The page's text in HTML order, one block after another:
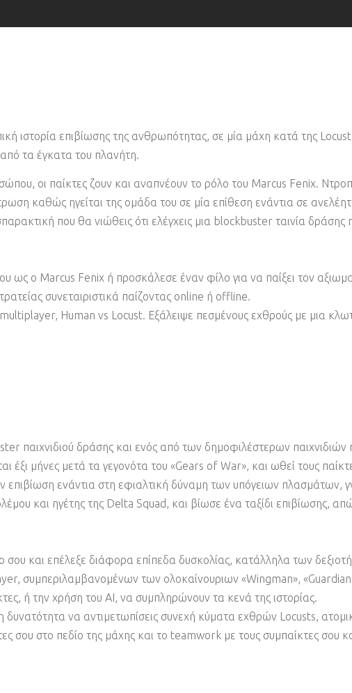
ιστορία επιβίωσης της ανθρωπότητας, σε μία μάχη κατά της
τα έγκατα του πλανήτη.
οι παίκτες ζουν και αναπνέουν το ρόλο του Marcus Fenix.
καθώς ηγείται της ομάδα του σε μία επίθεση ενάντια σε
που θα νιώθεις ότι ελέγχεις μια blockbuster ταινία δράσης
ως ο Marcus Fenix ή προσκάλεσε έναν φίλο για να παίξει τον
συνεταιριστικά παίζοντας online ή offline.
Human vs Locust. Εξάλειψε πεσμένους εχθρούς με μια
παιχνιδιού δράσης και ενός από των δημοφιλέστερων παιχνιδιών
έξι μήνες μετά τα γεγονότα του «Gears of War», και ωθεί τους
επιβίωση ενάντια στη εφιαλτική δύναμη των υπόγειων
και ηγέτης της Delta Squad, και βίωσε ένα ταξίδι επιβίωσης,
σου και επέλεξε διάφορα επίπεδα δυσκολίας, κατάλληλα των
συμπεριλαμβανομένων των ολοκαίνουριων «Wingman»,
ή την χρήση του AI, να συμπληρώνουν τα κενά της ιστορίας.
δυνατότητα να αντιμετωπίσεις συνεχή κύματα εχθρών Locusts,
σου στο πεδίο της μάχης και το teamwork με τους συμπαίκτες σου